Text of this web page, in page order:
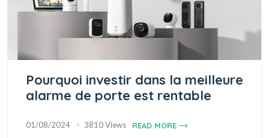
Pourquoi investir dans la meilleure
alarme de porte est rentable
01/08/2024 3810 Views READ MORE